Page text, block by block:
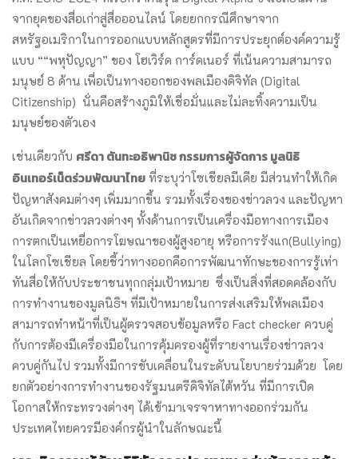
จากยุคของสื่อเก่าสู่สื่อออนไลน์ โดยยกกรณีศึกษาจาก
สหรัฐอเมริกาในการออกแบบหลักสูตรที่มีการประยุกต์องค์ความรู้
แบบ ““พหุปัญญา” ของ โฮเวิร์ด การ์ดเนอร์ ที่เน้นความสามารถ
มนุษย์ 8 ด้าน เพื่อเป็นทางออกของพลเมืองดิจิทัล (Digital
Citizenship) นั่นคือสร้างภูมิให้เชื่อมั่นและไม่ละทิ้งความเป็น
มนุษย์ของตัวเอง
เช่นเดียวกับ ศรีดา ตันทะอธิพานิช กรรมการผู้จัดการ มูลนิธิ
อินเทอร์เน็ตร่วมพัฒนาไทย ที่ระบุว่าโซเชียลมีเดีย มีส่วนทำให้เกิด
ปัญหาสังคมต่างๆ เพิ่มมากขึ้น รวมทั้งเรื่องของข่าวลวง และปัญหา
อันเกิดจากข่าวลวงต่างๆ ทั้งด้านการเป็นเครื่องมือทางการเมือง
การตกเป็นเหยื่อการโฆษณาของผู้สูงอายุ หรือการรังแก(Bullying)
ในโลกโซเชียล โดยชี้ว่าทางออกคือการพัฒนาทักษะของการรู้เท่า
ทันสื่อให้กับประชาชนทุกกลุ่มเป้าหมาย ซึ่งเป็นสิ่งที่สอดคล้องกับ
การทำงานของมูลนิธิฯ ที่มีเป้าหมายในการส่งเสริมให้พลเมือง
สามารถทำหน้าที่เป็นผู้ตรวจสอบข้อมูลหรือ Fact checker ควบคู่
กับการต้องมีเครื่องมือในการคุ้มครองผู้ที่รายงานเรื่องข่าวลวง
ควบคู่กันไป รวมทั้งมีการขับเคลื่อนในระดับนโยบายร่วมด้วย โดย
ยกตัวอย่างการทำงานของรัฐมนตรีดิจิทัลไต้หวัน ที่มีการเปิด
โอกาสให้กระทรวงต่างๆ ได้เข้ามาเจรจาหาทางออกร่วมกัน
ประเทศไทยควรมีองค์กรผู้นำในลักษณะนี้